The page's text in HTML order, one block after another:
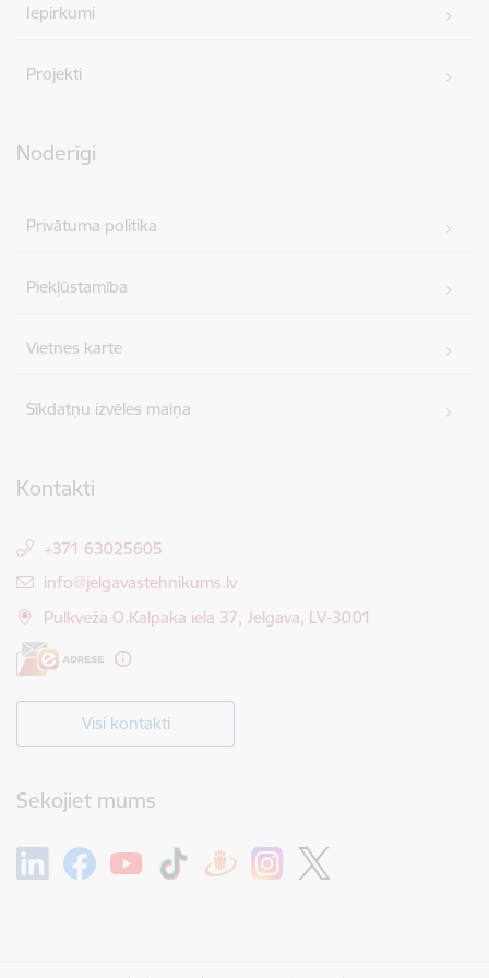
Iepirkumi
Projekti
Noderīgi
Privātuma politika
Piekļūstamība
Vietnes karte
Sīkdatņu izvēles maiņa
Kontakti
+371 63025605
E-pasts:
info@jelgavastehnikums.lv
Pulkveža O.Kalpaka iela 37, Jelgava, LV-3001
Visi kontakti
Sekojiet mums